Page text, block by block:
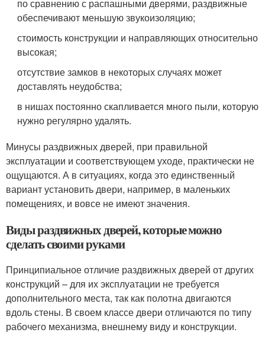
по сравнению с распашными дверями, раздвижные
обеспечивают меньшую звукоизоляцию;
стоимость конструкции и направляющих относительно
высокая;
отсутствие замков в некоторых случаях может
доставлять неудобства;
в нишах постоянно скапливается много пыли, которую
нужно регулярно удалять.
Минусы раздвижных дверей, при правильной
эксплуатации и соответствующем уходе, практически не
ощущаются. А в ситуациях, когда это единственный
вариант установить двери, например, в маленьких
помещениях, и вовсе не имеют значения.
Виды раздвижных дверей, которые можно
сделать своими руками
Принципиальное отличие раздвижных дверей от других
конструкций – для их эксплуатации не требуется
дополнительного места, так как полотна двигаются
вдоль стены. В своем классе двери отличаются по типу
рабочего механизма, внешнему виду и конструкции.